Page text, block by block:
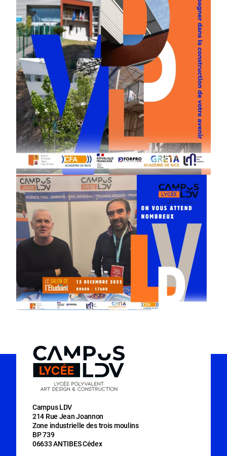
Campus LDV
214 Rue Jean Joannon
Zone industrielle des trois moulins
BP 739
06633 ANTIBES Cédex